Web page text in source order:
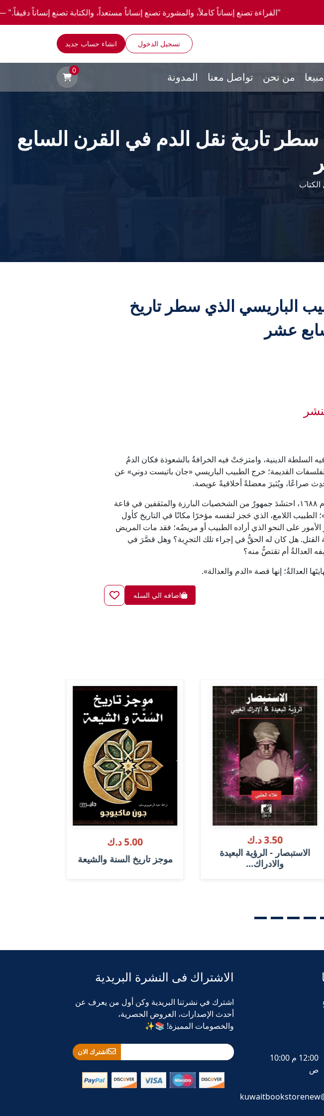
"القراءة تصنع إنساناً كاملاً، والمشورة تصنع إنساناً مستعداً، والكتابة تصنع إنساناً دقيقاً." —احصل علي عروض وخصومات خاصة عن
تسجيل الدخول انشاء حساب جديد
المدونة تواصل معنا من نحن 0
سطر تاريخ نقل الدم في القرن السابع
الباريسي الذي سطر تاريخ
عشر
الدينية، وامتزجَتْ فيه الخرافةُ بالشعوذة فكان الدمُ
القديمة؛ خرج الطبيب الباريسي «جان باتيست دوني» عن
صراعًا، ويُثيرَ معضلةً أخلاقيةً عويصة.
في يومٍ صافٍ من أيام الربيع في باريس من عام ١٦٨٨، احتشَدَ جمهورٌ من الشخصيات البارزة والمثقفين في قاعة
اللامع، الذي حَجز لنفسه مؤخرًا مكانًا في التاريخ كأول
على النحو الذي أراده الطبيب أو مريضُه؛ فقد مات المريض
القتل. هل كان له الحقُّ في إجراء تلك التجرِبة؟ وهل قصَّرَ في
العدالةُ أم تقتصُّ منه؟
العدالةُ؛ إنها قصة «الدم والعدالة».
اضافه الي السله
3.50 د.ك
الاستبصار - الرؤية البعيدة
والادراك...
5.00 د.ك
موجز تاريخ السنة والشيعة
12:00 م 10:00
ص
الاشتراك فى النشرة البريدية
اشترك في نشرتنا البريدية وكن أول من يعرف عن
أحدث الإصدارات، العروض الحصرية،
والخصومات المميزة! 📚✨
اشترك الان